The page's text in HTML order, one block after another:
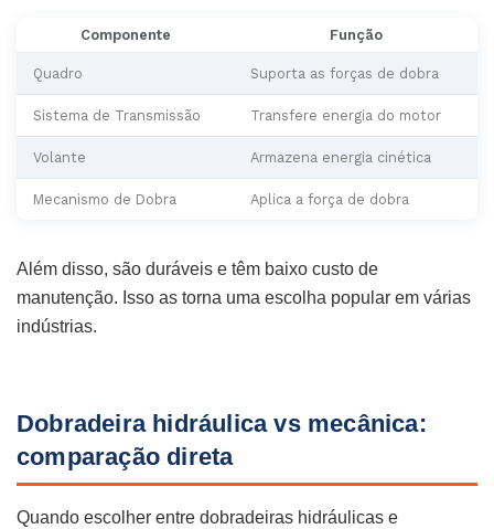
Componente Função
Quadro Suporta as forças de dobra
Sistema de Transmissão Transfere energia do motor
Volante Armazena energia cinética
Mecanismo de Dobra Aplica a força de dobra
Além disso, são duráveis e têm baixo custo de
manutenção. Isso as torna uma escolha popular em várias
indústrias.
Dobradeira hidráulica vs mecânica:
comparação direta
Quando escolher entre dobradeiras hidráulicas e